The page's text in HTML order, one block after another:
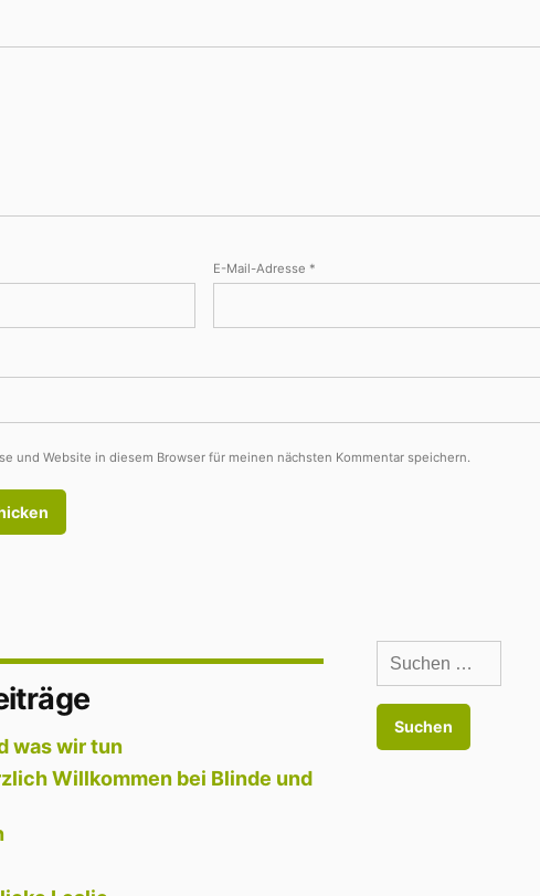
E-Mail-Adresse *
und Website in diesem Browser für meinen nächsten Kommentar speichern.
was wir tun
Willkommen bei Blinde und
Suchen
nach: